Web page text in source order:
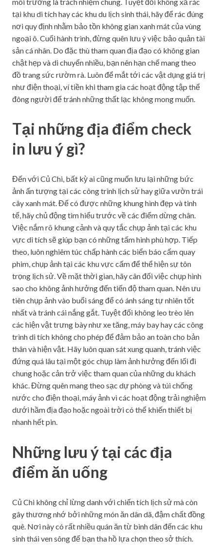
tại khu di tích hay các khu du lịch sinh thái, hãy để rác đúng
nơi quy định nhằm bảo tồn không gian xanh mát của vùng
ngoại ô. Cuối hành trình, đừng quên lưu ý việc bảo quản tài
sản cá nhân. Do đặc thù tham quan địa đạo có không gian
chật hẹp và di chuyển nhiều, bạn nên hạn chế mang theo
đồ trang sức rườm rà. Luôn để mắt tới các vật dụng giá trị
như điện thoại, ví tiền khi tham gia các hoạt động tập thể
đông người để tránh những thất lạc không mong muốn.
Tại những địa điểm check
in lưu ý gì?
Đến với Củ Chi, bất kỳ ai cũng muốn lưu lại những bức
ảnh ấn tượng tại các công trình lịch sử hay giữa vườn trái
cây xanh mát. Để có được những khung hình đẹp và tinh
tế, hãy chủ động tìm hiểu trước về các điểm dừng chân.
Việc nắm rõ khung cảnh và quy tắc chụp ảnh tại các khu
vực di tích sẽ giúp bạn có những tấm hình phù hợp. Tiếp
theo, luôn nghiêm túc chấp hành các biển báo cấm quay
phim, chụp ảnh tại các khu vực cấm để thể hiện sự tôn
trọng lịch sử. Về mặt thời gian, hãy cân đối việc chụp hình
sao cho không ảnh hưởng đến tiến độ tham quan. Nên ưu
tiên chụp ảnh vào buổi sáng để có ánh sáng tự nhiên tốt
nhất và tránh cái nắng gắt. Tuyệt đối không leo trèo lên
các hiện vật trưng bày như xe tăng, máy bay hay các công
trình di tích không cho phép để đảm bảo an toàn cho bản
thân và hiện vật. Hãy luôn quan sát xung quanh, tránh việc
đứng quá lâu tại một góc chụp làm ảnh hưởng đến lối đi
chung hoặc cản trở việc tham quan của những du khách
khác. Đừng quên mang theo sạc dự phòng và túi chống
nước cho điện thoại, máy ảnh vì các hoạt động trải nghiệm
dưới hầm địa đạo hoặc ngoài trời có thể khiến thiết bị
nhanh hết pin.
Những lưu ý tại các địa
điểm ăn uống
Củ Chi không chỉ lừng danh với chiến tích lịch sử mà còn
gây thương nhớ bởi những món ăn dân dã, đậm chất đồng
quê. Nơi này có rất nhiều quán ăn từ bình dân đến các khu
sinh thái ven sông để bạn tha hồ lựa chọn theo sở thích.